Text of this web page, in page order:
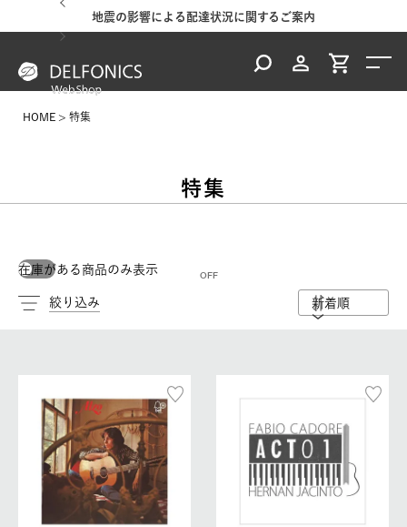
地震の影響による配達状況に関するご案内
HOME 特集
特集
在庫がある商品のみ表示
絞り込み 新着順